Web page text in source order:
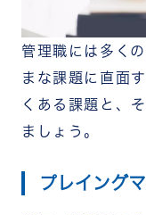
管理職には多く
まな課題に直面
くある課題と、
ましょう。
プレイング